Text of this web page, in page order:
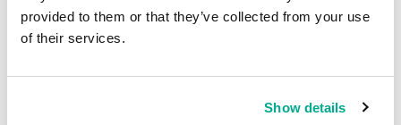
provided to them or that they’ve collected from your use
of their services.
Show details
23 JULHO 2013
KOBAYATIDA!